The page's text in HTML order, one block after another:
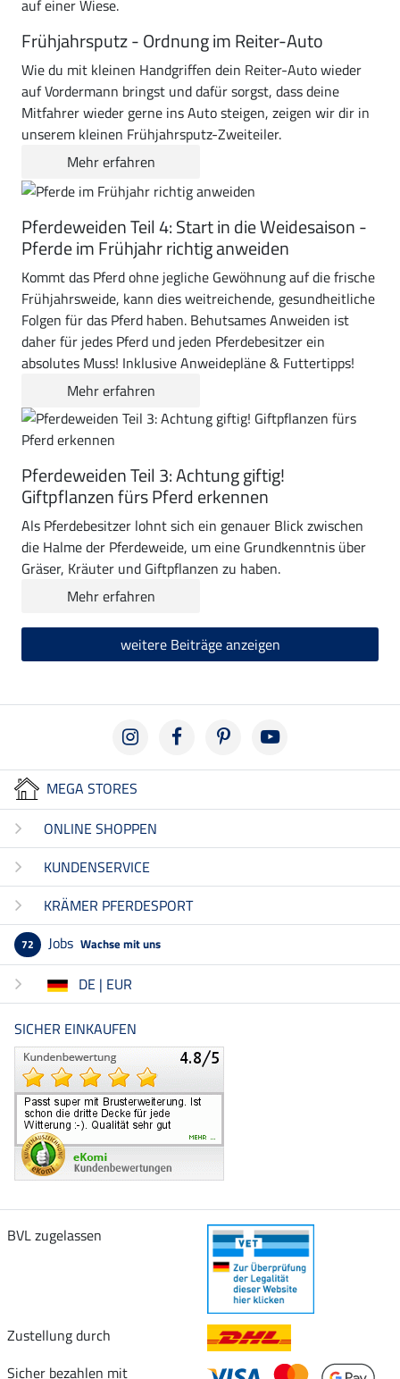
Frühjahrsputz - Ordnung im Reiter-Auto
Wie du mit kleinen Handgriffen dein Reiter-Auto wieder
auf Vordermann bringst und dafür sorgst, dass deine
Mitfahrer wieder gerne ins Auto steigen, zeigen wir dir in
unserem kleinen Frühjahrsputz-Zweiteiler.
Mehr erfahren
Pferdeweiden Teil 4: Start in die Weidesaison -
Pferde im Frühjahr richtig anweiden
Kommt das Pferd ohne jegliche Gewöhnung auf die frische
Frühjahrsweide, kann dies weitreichende, gesundheitliche
Folgen für das Pferd haben. Behutsames Anweiden ist
daher für jedes Pferd und jeden Pferdebesitzer ein
absolutes Muss! Inklusive Anweidepläne & Futtertipps!
Mehr erfahren
Pferdeweiden Teil 3: Achtung giftig!
Giftpflanzen fürs Pferd erkennen
Als Pferdebesitzer lohnt sich ein genauer Blick zwischen
die Halme der Pferdeweide, um eine Grundkenntnis über
Gräser, Kräuter und Giftpflanzen zu haben.
Mehr erfahren
weitere Beiträge anzeigen
MEGA STORES
ONLINE SHOPPEN
KUNDENSERVICE
KRÄMER PFERDESPORT
72 Jobs Wachse mit uns
DE | EUR
SICHER EINKAUFEN
BVL zugelassen
Zustellung durch
Sicher bezahlen mit